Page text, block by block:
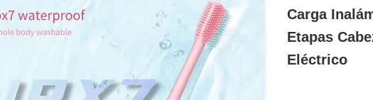
Carga
Etapas
Eléctrico